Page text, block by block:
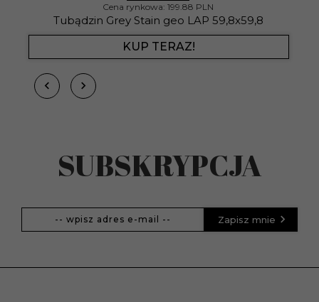
Cena rynkowa: 199.88 PLN
Tubądzin Grey Stain geo LAP 59,8x59,8
KUP TERAZ!
SUBSKRYPCJA
Zapisz mnie